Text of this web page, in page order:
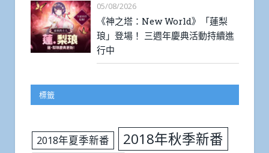
05/08/2026
《神之塔：New World》「蓮梨
琅」登場！ 三週年慶典活動持續進
行中
標籤
2018年夏季新番 2018年秋季新番